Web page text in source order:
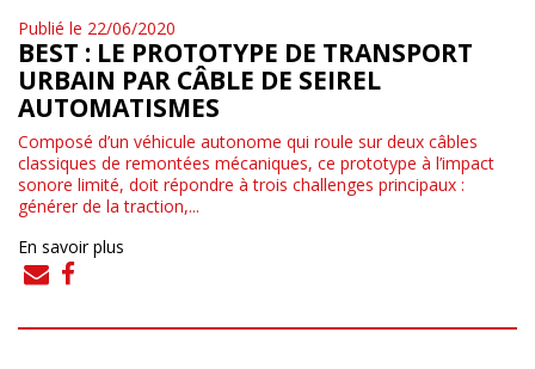
Publié le 22/06/2020
BEST : LE PROTOTYPE DE TRANSPORT
URBAIN PAR CÂBLE DE SEIREL
AUTOMATISMES
Composé d’un véhicule autonome qui roule sur deux câbles
classiques de remontées mécaniques, ce prototype à l’impact
sonore limité, doit répondre à trois challenges principaux :
générer de la traction,...
En savoir plus